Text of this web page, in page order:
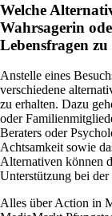
Welche
Wahrsagerin
Lebensfragen
Anstelle eines
verschiedene
zu erhalten. Dazu
oder
Beraters oder
Achtsamkeit sowie
Alternativen können
Unterstützung bei
Alles über Action in